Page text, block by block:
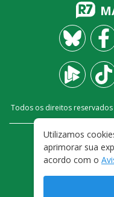
Todos os direitos reservados
TERMOS
Utilizamos
aprimorar sua
acordo com o